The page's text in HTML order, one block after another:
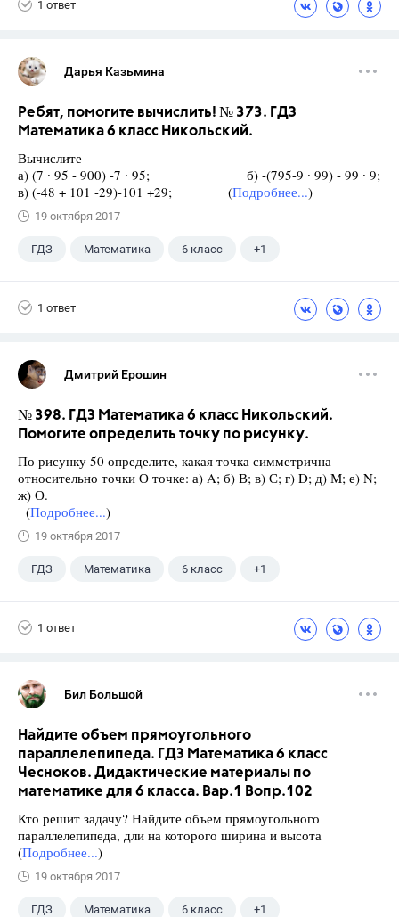
1 ответ
Дарья Казьмина
Ребят, помогите вычислить! № 373. ГДЗ
Математика 6 класс Никольский.
Вычислите
а) (7 ∙ 95 - 900) -7 ∙ 95; б) -(795-9 ∙ 99) - 99 ∙ 9;
в) (-48 + 101 -29)-101 +29; (Подробнее...)
19 октября 2017
ГДЗ Математика 6 класс +1
1 ответ
Дмитрий Ерошин
№ 398. ГДЗ Математика 6 класс Никольский.
Помогите определить точку по рисунку.
По рисунку 50 определите, какая точка симметрична
относительно точки О точке: а) A; б) В; в) С; г) D; д) М; е) N;
ж) О.
(Подробнее...)
19 октября 2017
ГДЗ Математика 6 класс +1
1 ответ
Бил Большой
Найдите объем прямоугольного
параллелепипеда. ГДЗ Математика 6 класс
Чесноков. Дидактические материалы по
математике для 6 класса. Вар.1 Вопр.102
Кто решит задачу? Найдите объем прямоугольного
параллелепипеда, дли на которого ширина и высота
(Подробнее...)
19 октября 2017
ГДЗ Математика 6 класс +1